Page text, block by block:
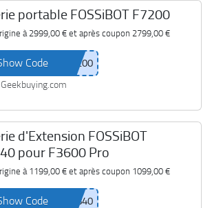
portable FOSSiBOT F7200
à 2999,00 €et après coupon 2799,00 €
Code
Geekbuying.com
d'Extension FOSSiBOT
pour F3600 Pro
à 1199,00 €et après coupon 1099,00 €
Code